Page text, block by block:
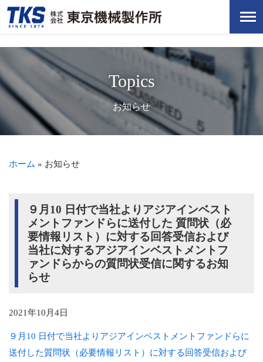
Topics
お知らせ
ホーム » お知らせ
９月10 日付で当社よりアジアインベスト
メントファンドらに送付した 質問状（必
要情報リスト）に対する回答受信および
当社に対するアジアインベストメントフ
ァンドらからの質問状受信に関するお知
らせ
2021年10月4日
９月10 日付で当社よりアジアインベストメントファンドらに
送付した質問状（必要情報リスト）に対する回答受信および